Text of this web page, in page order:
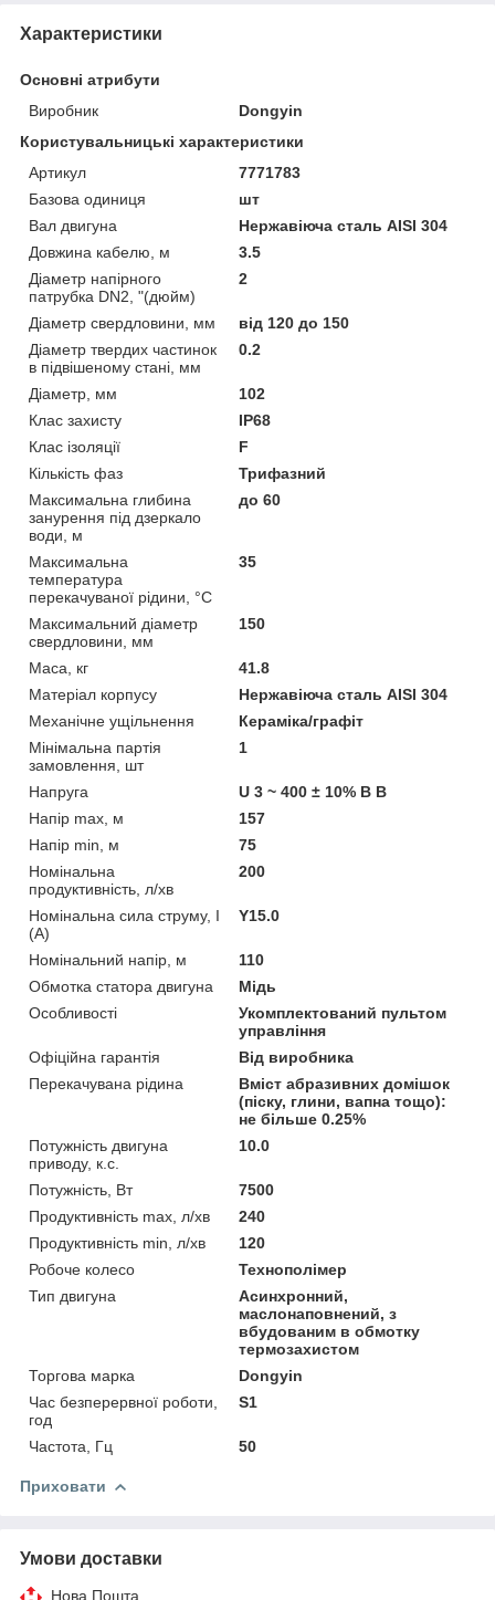
Характеристики
Основні атрибути
Виробник
Dongyin
Користувальницькі характеристики
Артикул
7771783
Базова одиниця
шт
Вал двигуна
Нержавіюча сталь AISI 304
Довжина кабелю, м
3.5
Діаметр напірного
патрубка DN2, "(дюйм)
2
Діаметр свердловини, мм
від 120 до 150
Діаметр твердих частинок
в підвішеному стані, мм
0.2
Діаметр, мм
102
Клас захисту
IP68
Клас ізоляції
F
Кількість фаз
Трифазний
Максимальна глибина
занурення під дзеркало
води, м
до 60
Максимальна
температура
перекачуваної рідини, °C
35
Максимальний діаметр
свердловини, мм
150
Маса, кг
41.8
Матеріал корпусу
Нержавіюча сталь AISI 304
Механічне ущільнення
Кераміка/графіт
Мінімальна партія
замовлення, шт
1
Напруга
U 3 ~ 400 ± 10% В В
Напір max, м
157
Напір min, м
75
Номінальна
продуктивність, л/хв
200
Номінальна сила струму, I
(А)
Y15.0
Номінальний напір, м
110
Обмотка статора двигуна
Мідь
Особливості
Укомплектований пультом
управління
Офіційна гарантія
Від виробника
Перекачувана рідина
Вміст абразивних домішок
(піску, глини, вапна тощо):
не більше 0.25%
Потужність двигуна
приводу, к.с.
10.0
Потужність, Вт
7500
Продуктивність max, л/хв
240
Продуктивність min, л/хв
120
Робоче колесо
Технополімер
Тип двигуна
Асинхронний,
маслонаповнений, з
вбудованим в обмотку
термозахистом
Торгова марка
Dongyin
Час безперервної роботи,
год
S1
Частота, Гц 50
Приховати
Умови доставки
Нова Пошта